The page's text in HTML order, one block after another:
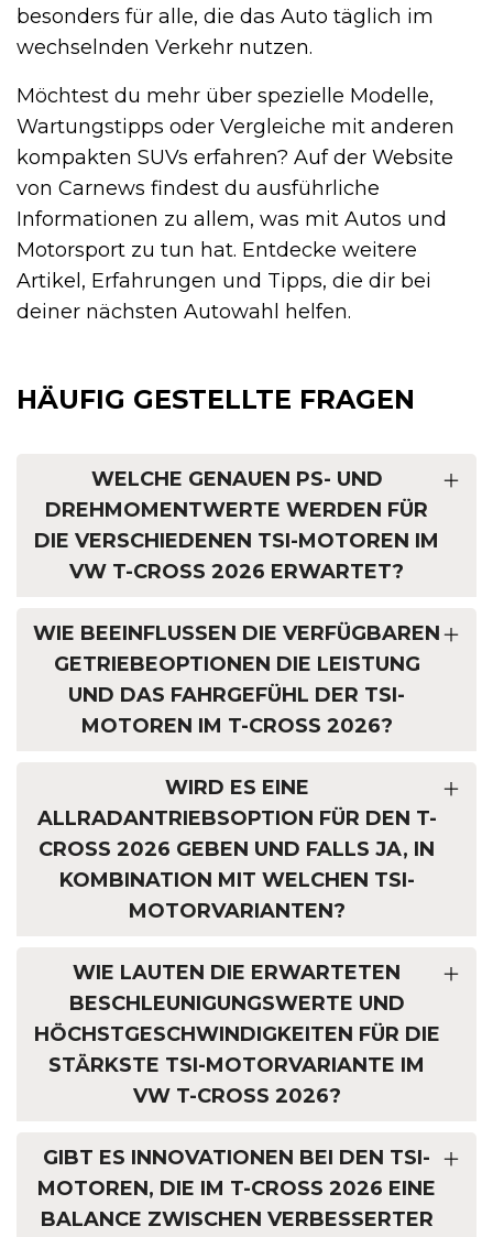
besonders für alle, die das Auto täglich im
wechselnden Verkehr nutzen.
Möchtest du mehr über spezielle Modelle,
Wartungstipps oder Vergleiche mit anderen
kompakten SUVs erfahren? Auf der Website
von Carnews findest du ausführliche
Informationen zu allem, was mit Autos und
Motorsport zu tun hat. Entdecke weitere
Artikel, Erfahrungen und Tipps, die dir bei
deiner nächsten Autowahl helfen.
HÄUFIG GESTELLTE FRAGEN
WELCHE GENAUEN PS- UND
DREHMOMENTWERTE WERDEN FÜR
DIE VERSCHIEDENEN TSI-MOTOREN IM
VW T-CROSS 2026 ERWARTET?
WIE BEEINFLUSSEN DIE VERFÜGBAREN
GETRIEBEOPTIONEN DIE LEISTUNG
UND DAS FAHRGEFÜHL DER TSI-
MOTOREN IM T-CROSS 2026?
WIRD ES EINE
ALLRADANTRIEBSOPTION FÜR DEN T-
CROSS 2026 GEBEN UND FALLS JA, IN
KOMBINATION MIT WELCHEN TSI-
MOTORVARIANTEN?
WIE LAUTEN DIE ERWARTETEN
BESCHLEUNIGUNGSWERTE UND
HÖCHSTGESCHWINDIGKEITEN FÜR DIE
STÄRKSTE TSI-MOTORVARIANTE IM
VW T-CROSS 2026?
GIBT ES INNOVATIONEN BEI DEN TSI-
MOTOREN, DIE IM T-CROSS 2026 EINE
BALANCE ZWISCHEN VERBESSERTER